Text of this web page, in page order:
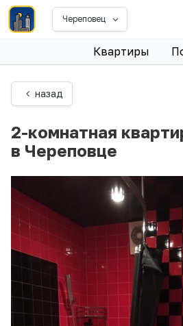
Череповец
Квартиры
назад
2-комнатная
в Череповце